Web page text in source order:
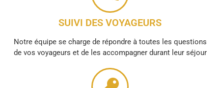
SUIVI DES VOYAGEURS
Notre équipe se charge de répondre à toutes les questions
de vos voyageurs et de les accompagner durant leur séjour